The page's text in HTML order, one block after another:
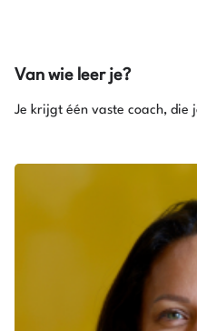
Van wie leer je?
Je krijgt één vaste coach, die